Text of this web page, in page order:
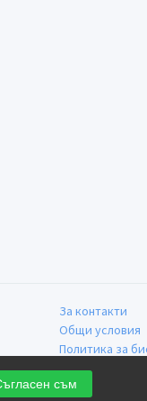
съм
За контакти
Общи условия
Политика за
Политика за